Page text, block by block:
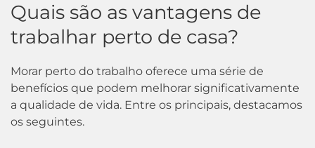
Quais são as vantagens de
trabalhar perto de casa?
Morar perto do trabalho oferece uma série de
benefícios que podem melhorar significativamente
a qualidade de vida. Entre os principais, destacamos
os seguintes.